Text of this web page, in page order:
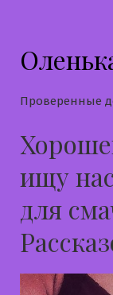
Проверенные
ищу
для